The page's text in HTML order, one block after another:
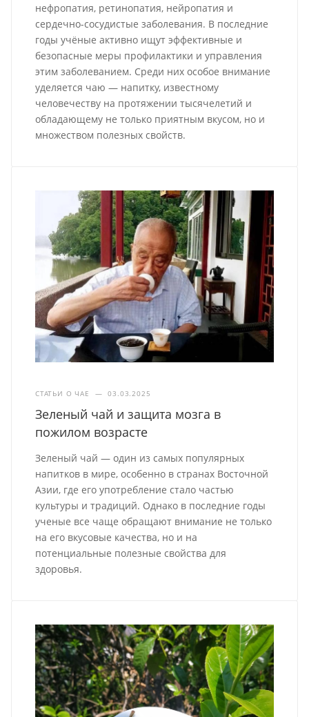
нефропатия, ретинопатия, нейропатия и
сердечно-сосудистые заболевания. В последние
годы учёные активно ищут эффективные и
безопасные меры профилактики и управления
этим заболеванием. Среди них особое внимание
уделяется чаю — напитку, известному
человечеству на протяжении тысячелетий и
обладающему не только приятным вкусом, но и
множеством полезных свойств.
СТАТЬИ О ЧАЕ — 03.03.2025
Зеленый чай и защита мозга в
пожилом возрасте
Зеленый чай — один из самых популярных
напитков в мире, особенно в странах Восточной
Азии, где его употребление стало частью
культуры и традиций. Однако в последние годы
ученые все чаще обращают внимание не только
на его вкусовые качества, но и на
потенциальные полезные свойства для
здоровья.